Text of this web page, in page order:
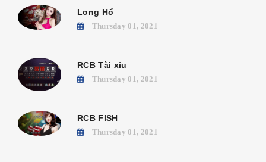
Long Hổ
Thursday 01, 2021
RCB Tài xỉu
Thursday 01, 2021
RCB FISH
Thursday 01, 2021